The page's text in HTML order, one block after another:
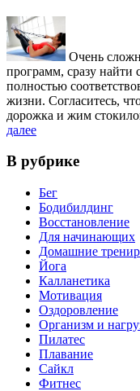
Очень
программ, сразу
полностью
жизни. Согласитесь,
дорожка и жим
далее
В рубрике
Бег
Бодибилдинг
Восстановление
Для начинающих
Домашние
Йога
Калланетика
Мотивация
Оздоровление
Организм и
Пилатес
Плавание
Сайкл
Фитнес